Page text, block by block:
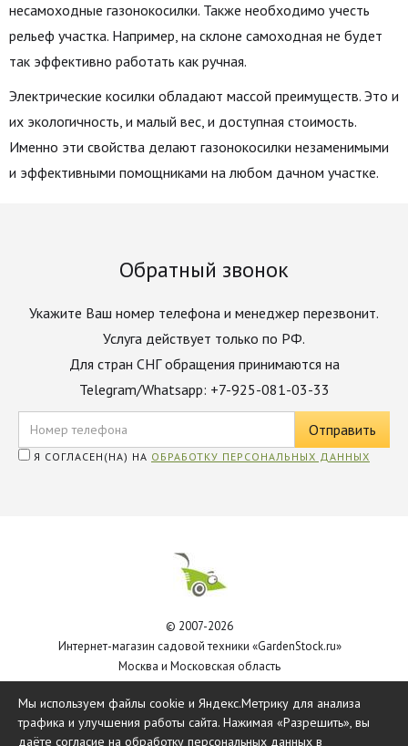
несамоходные газонокосилки. Также необходимо учесть
рельеф участка. Например, на склоне самоходная не будет
так эффективно работать как ручная.
Электрические косилки обладают массой преимуществ. Это и
их экологичность, и малый вес, и доступная стоимость.
Именно эти свойства делают газонокосилки незаменимыми
и эффективными помощниками на любом дачном участке.
Обратный звонок
Укажите Ваш номер телефона и менеджер перезвонит.
Услуга действует только по РФ.
Для стран СНГ обращения принимаются на
Telegram/Whatsapp: +7-925-081-03-33
Я СОГЛАСЕН(НА) НА ОБРАБОТКУ ПЕРСОНАЛЬНЫХ ДАННЫХ
© 2007-2026
Интернет-магазин садовой техники «GardenStock.ru»
Москва и Московская область
Мы используем файлы cookie и Яндекс.Метрику для анализа
трафика и улучшения работы сайта. Нажимая «Разрешить», вы
даёте согласие на обработку персональных данных в